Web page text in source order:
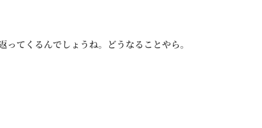
てくるんでしょうね。どうなることやら。